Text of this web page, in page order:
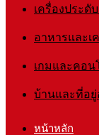
เครื่องประดั
อาหารและเ
เกมและคอน
บ้านและที่อยู่
หน้าหลัก